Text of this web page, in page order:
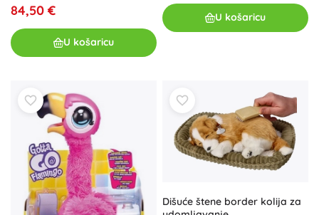
84,50 €
U košaricu
U košaricu
Dišuće štene border kolija za